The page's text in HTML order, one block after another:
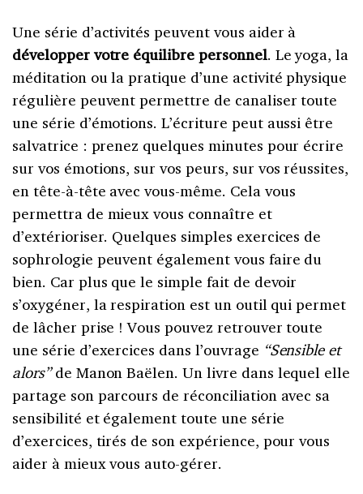
Une série d’activités peuvent vous aider à
développer votre équilibre personnel. Le yoga, la
méditation ou la pratique d’une activité physique
régulière peuvent permettre de canaliser toute
une série d’émotions. L’écriture peut aussi être
salvatrice : prenez quelques minutes pour écrire
sur vos émotions, sur vos peurs, sur vos réussites,
en tête-à-tête avec vous-même. Cela vous
permettra de mieux vous connaître et
d’extérioriser. Quelques simples exercices de
sophrologie peuvent également vous faire du
bien. Car plus que le simple fait de devoir
s’oxygéner, la respiration est un outil qui permet
de lâcher prise ! Vous pouvez retrouver toute
une série d’exercices dans l’ouvrage “Sensible et
alors”de Manon Baëlen. Un livre dans lequel elle
partage son parcours de réconciliation avec sa
sensibilité et également toute une série
d’exercices, tirés de son expérience, pour vous
aider à mieux vous auto-gérer.